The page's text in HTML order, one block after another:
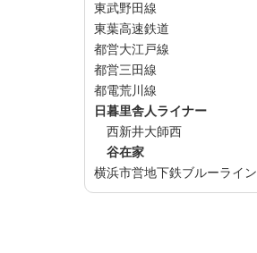
東武野田線
東葉高速鉄道
都営大江戸線
都営三田線
都電荒川線
日暮里舎人ライナー
西新井大師西
谷在家
横浜市営地下鉄ブルーライン